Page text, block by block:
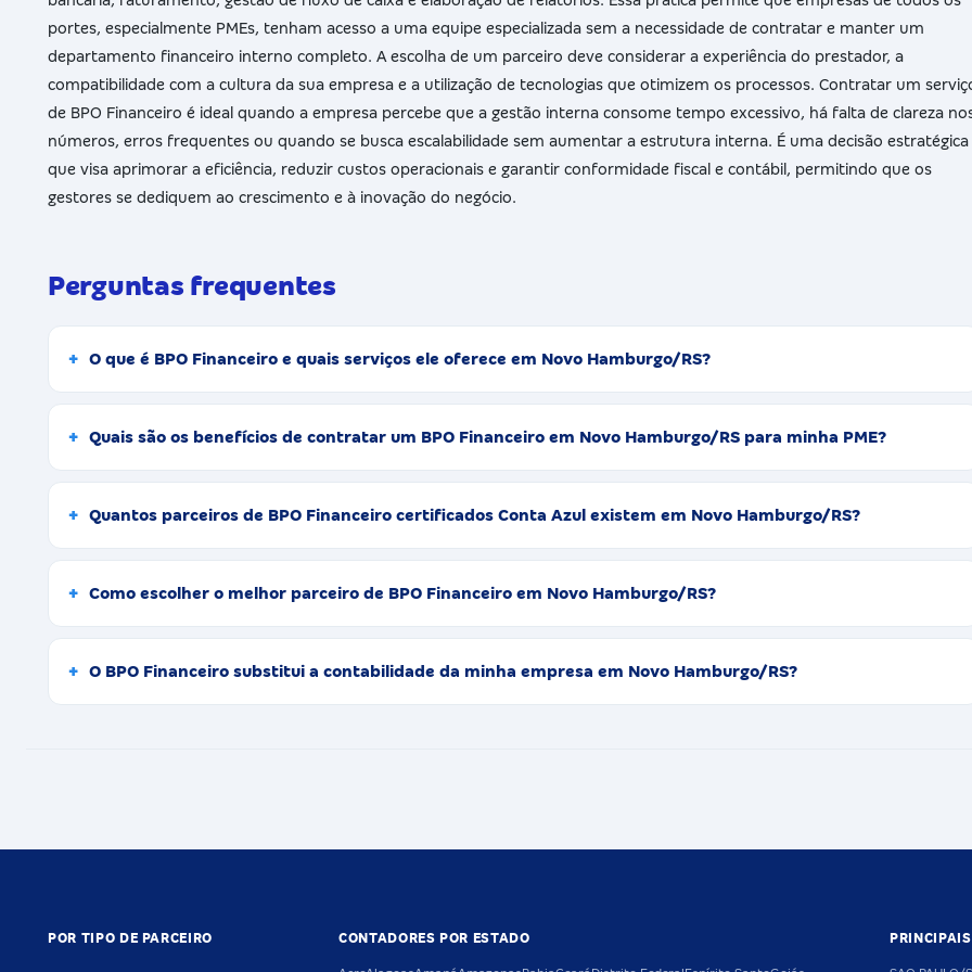
portes, especialmente PMEs, tenham acesso a uma equipe especializada sem a necessidade de contratar e manter um
departamento financeiro interno completo. A escolha de um parceiro deve considerar a experiência do prestador, a
compatibilidade com a cultura da sua empresa e a utilização de tecnologias que otimizem os processos. Contratar um
de BPO Financeiro é ideal quando a empresa percebe que a gestão interna consome tempo excessivo, há falta de clareza
números, erros frequentes ou quando se busca escalabilidade sem aumentar a estrutura interna. É uma decisão estratégica
que visa aprimorar a eficiência, reduzir custos operacionais e garantir conformidade fiscal e contábil, permitindo que os
gestores se dediquem ao crescimento e à inovação do negócio.
Perguntas frequentes
O que é BPO Financeiro e quais serviços ele oferece em Novo Hamburgo/RS?
Quais são os benefícios de contratar um BPO Financeiro em Novo Hamburgo/RS para minha PME?
Quantos parceiros de BPO Financeiro certificados Conta Azul existem em Novo Hamburgo/RS?
Como escolher o melhor parceiro de BPO Financeiro em Novo Hamburgo/RS?
O BPO Financeiro substitui a contabilidade da minha empresa em Novo Hamburgo/RS?
POR TIPO DE PARCEIRO CONTADORES POR ESTADO